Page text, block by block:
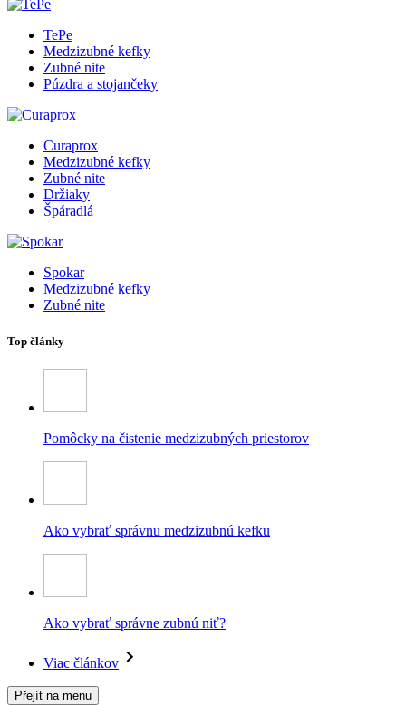
TePe
Medzizubné kefky
Zubné nite
Púzdra a stojančeky
Curaprox
Medzizubné kefky
Zubné nite
Držiaky
Špáradlá
Spokar
Medzizubné kefky
Zubné nite
Top články
Pomôcky na čistenie medzizubných priestorov
Ako vybrať správnu medzizubnú kefku
Ako vybrať správne zubnú niť?
Viac článkov
Přejít na menu